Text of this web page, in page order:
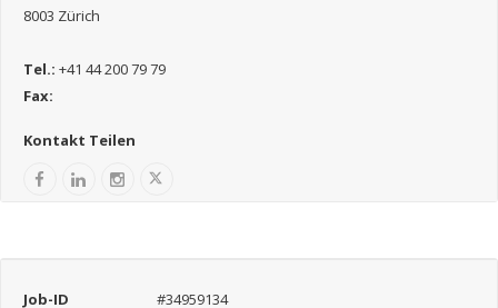
8003 Zürich
Tel.: +41 44 200 79 79
Fax:
Kontakt Teilen
Job-ID #34959134